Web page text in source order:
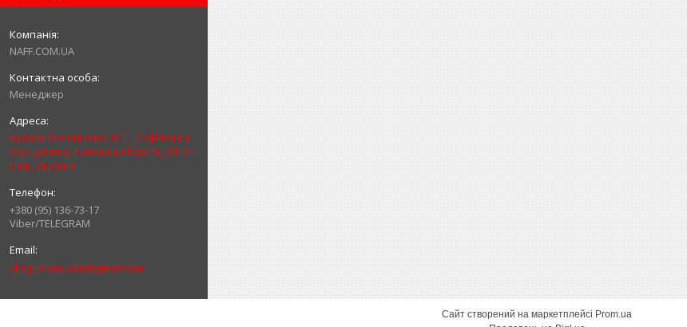
NAFF.COM.UA
Менеджер
вулиця Волошкова, 6/1, , Софіївська
Борщагівка, Київська область, 08131,
Київ, Україна
+380 (95) 136-73-17
Viber/TELEGRAM
shop.prom.adm@gmail.com
Сайт створений на маркетплейсі Prom.ua